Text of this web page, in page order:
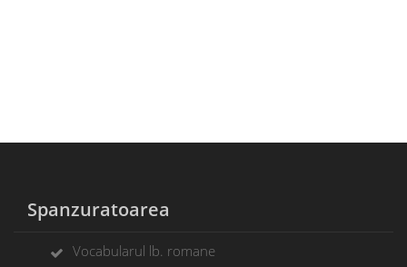
Spanzuratoarea
Vocabularul lb. romane